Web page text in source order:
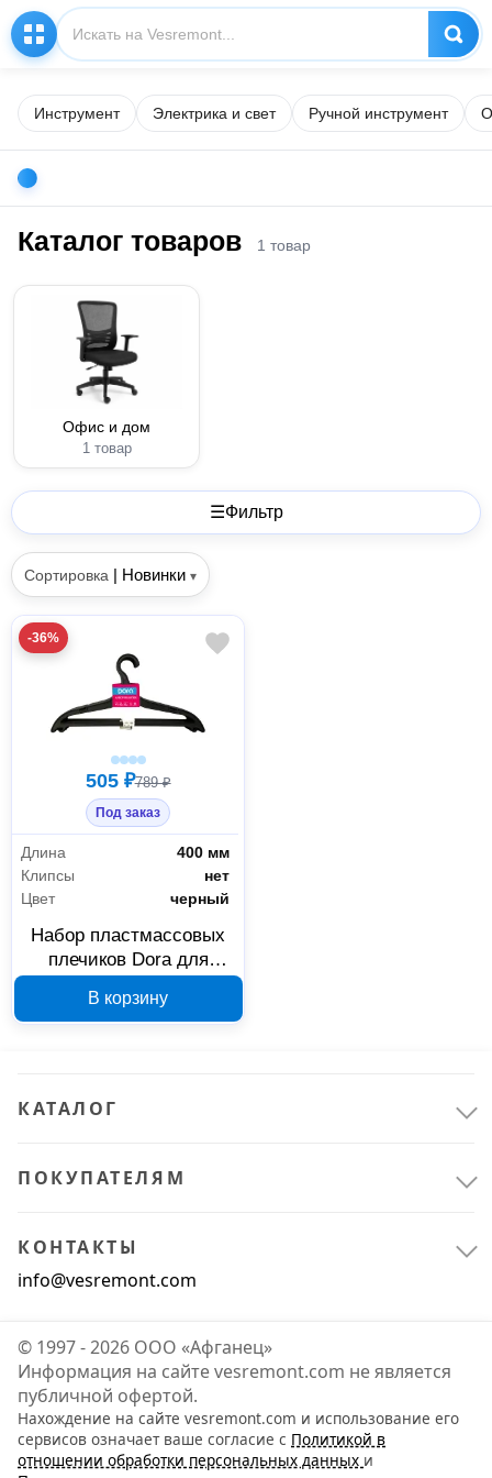
Инструмент Электрика и свет Ручной инструмент
Каталог товаров 1 товар
Офис и дом
1 товар
☰Фильтр
Сортировка | Новинки ▾
-36%
505 ₽789 ₽
Под заказ
Длина
400 мм
Клипсы
нет
Цвет
черный
Набор пластмассовых
плечиков Dora для
В корзину
КАТАЛОГ
ПОКУПАТЕЛЯМ
КОНТАКТЫ
info@vesremont.com
© 1997 - 2026 ООО «Афганец»
Информация на сайте vesremont.com не является
публичной офертой.
Нахождение на сайте vesremont.com и использование его
сервисов означает ваше согласие с Политикой в
отношении обработки персональных данных и